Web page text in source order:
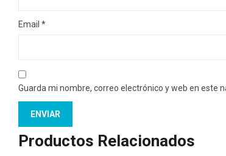
Email *
Guarda mi nombre, correo electrónico y web en este
Productos Relacionados